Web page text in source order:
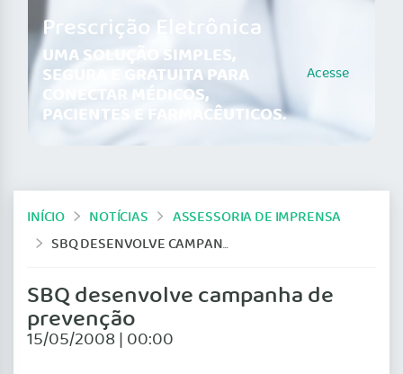
Prescrição Eletrônica
UMA SOLUÇÃO SIMPLES,
SEGURA E GRATUITA PARA
CONECTAR MÉDICOS,
PACIENTES E FARMACÊUTICOS.
Acesse
INÍCIO NOTÍCIAS
ASSESSORIA DE IMPRENSA
SBQ DESENVOLVE CAMPANHA DE PREVENÇÃO
SBQ desenvolve campanha de
prevenção
15/05/2008 | 00:00